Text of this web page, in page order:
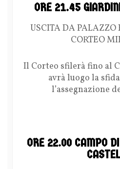
ORE 21.45
USCITA DA PALAZZO
CORTEO
Il Corteo sfilerà fino al
avrà luogo la
l’assegnazione
ORE 22.00 CAMPO